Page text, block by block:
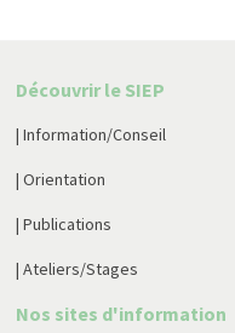
Découvrir le SIEP
| Information/Conseil
| Orientation
| Publications
| Ateliers/Stages
Nos sites d'information